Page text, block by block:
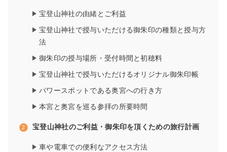
宝登山神社の由緒とご利益
宝登山神社で授与いただける御朱印の種類と授与方
法
御朱印の授与場所・受付時間と初穂料
宝登山神社で授与いただけるオリジナル御朱印帳
パワースポットである奥宮への行き方
本宮と奥宮を巡る参拝の所要時間
宝登山神社のご利益・御朱印を頂くための旅行計画
車や電車での便利なアクセス方法